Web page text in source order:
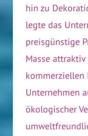
hin zu
legte das
preisgünstige
Masse
kommerziellen
Unternehmen
ökologischer